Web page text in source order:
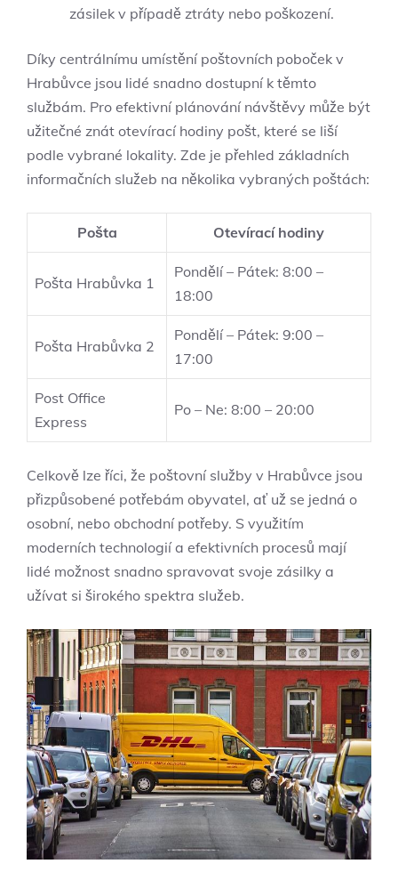
zásilek v případě ztráty nebo poškození.
Díky centrálnímu umístění poštovních poboček v
Hrabůvce jsou lidé snadno dostupní k těmto
službám. Pro efektivní plánování návštěvy může být
užitečné znát otevírací hodiny pošt, které se liší
podle vybrané lokality. Zde je přehled základních
informačních služeb na několika vybraných poštách:
Pošta Otevírací hodiny
Pošta Hrabůvka 1
Pondělí – Pátek: 8:00 –
18:00
Pošta Hrabůvka 2
Pondělí – Pátek: 9:00 –
17:00
Post Office
Express
Po – Ne: 8:00 – 20:00
Celkově lze říci, že poštovní služby v Hrabůvce jsou
přizpůsobené potřebám obyvatel, ať už se jedná o
osobní, nebo obchodní potřeby. S využitím
moderních technologií a efektivních procesů mají
lidé možnost snadno spravovat svoje zásilky a
užívat si širokého spektra služeb.